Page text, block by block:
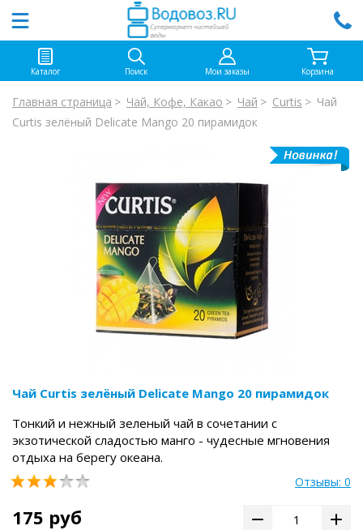
Каталог Поиск Мои заказы Корзина
Главная страница Чай, Кофе, Какао Чай Curtis
Чай
Curtis зелёный Delicate Mango 20 пирамидок
Чай Curtis зелёный Delicate Mango 20 пирамидок
Тонкий и нежный зеленый чай в сочетании с
экзотической сладостью манго - чудесные мгновения
отдыха на берегу океана.
Отзывы: 0
175 руб